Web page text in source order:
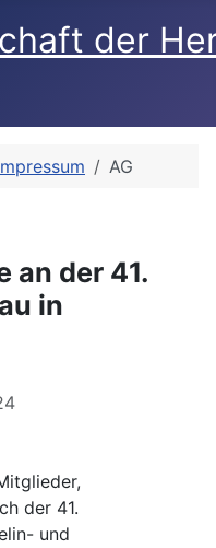
der
AG
an der 41.
in
der 41.
und